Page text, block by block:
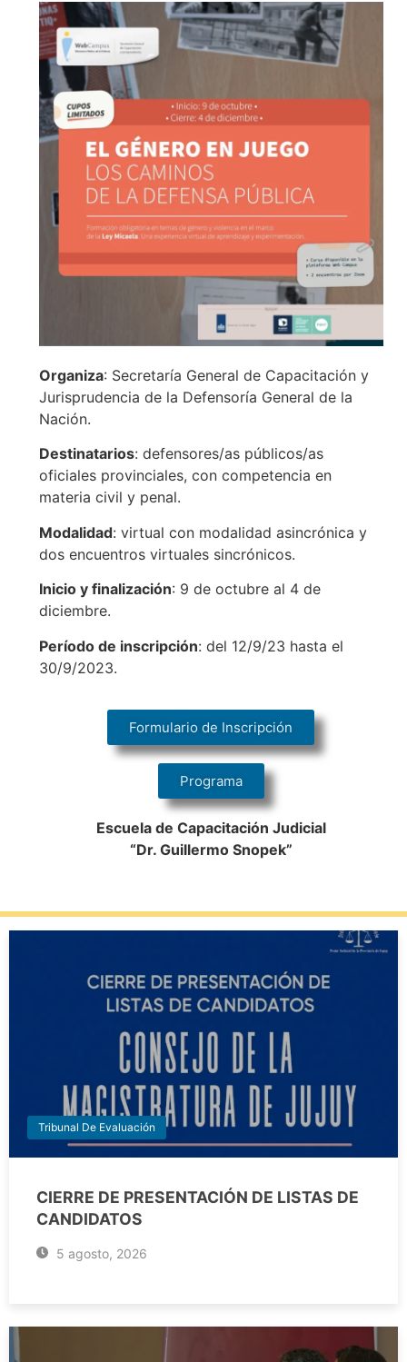
Organiza: Secretaría General de Capacitación y
Jurisprudencia de la Defensoría General de la
Nación.
Destinatarios: defensores/as públicos/as
oficiales provinciales, con competencia en
materia civil y penal.
Modalidad: virtual con modalidad asincrónica y
dos encuentros virtuales sincrónicos.
Inicio y finalización: 9 de octubre al 4 de
diciembre.
Período de inscripción: del 12/9/23 hasta el
30/9/2023.
Formulario de Inscripción
Programa
Escuela de Capacitación Judicial
“Dr. Guillermo Snopek”
Tribunal De Evaluación
CIERRE DE PRESENTACIÓN DE LISTAS DE
CANDIDATOS
5 agosto, 2026